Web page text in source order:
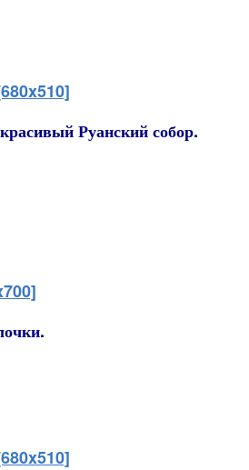
Руанский собор.